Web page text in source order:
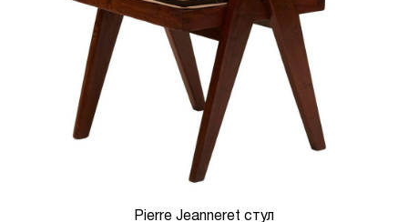
Pierre Jeanneret стул